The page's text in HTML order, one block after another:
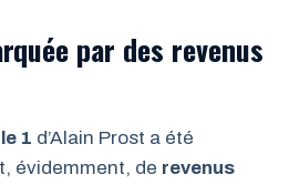
par des revenus
1 d’Alain Prost a été
évidemment, de revenus